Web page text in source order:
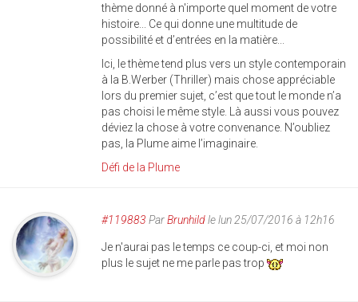
thème donné à n'importe quel moment de votre
histoire... Ce qui donne une multitude de
possibilité et d’entrées en la matière...
Ici, le thème tend plus vers un style contemporain
à la B.Werber (Thriller) mais chose appréciable
lors du premier sujet, c’est que tout le monde n’a
pas choisi le même style. Là aussi vous pouvez
déviez la chose à votre convenance. N’oubliez
pas, la Plume aime l’imaginaire.
Défi de la Plume
#119883 ParBrunhildle lun 25/07/2016 à 12h16
Je n'aurai pas le temps ce coup-ci, et moi non
plus le sujet ne me parle pas trop